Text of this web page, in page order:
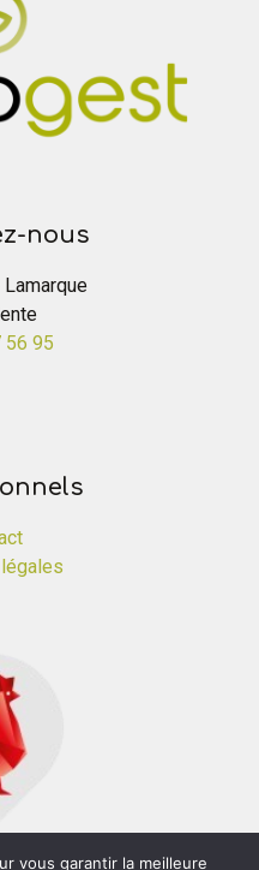
nous
56 95
vous garantir la meilleure